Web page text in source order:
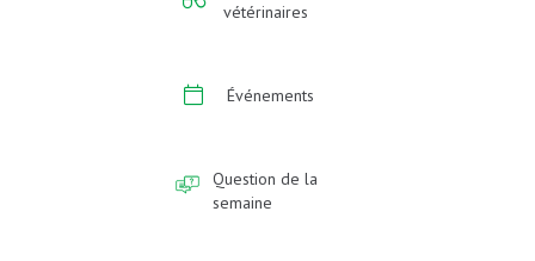
vétérinaires
Événements
Question de la
semaine